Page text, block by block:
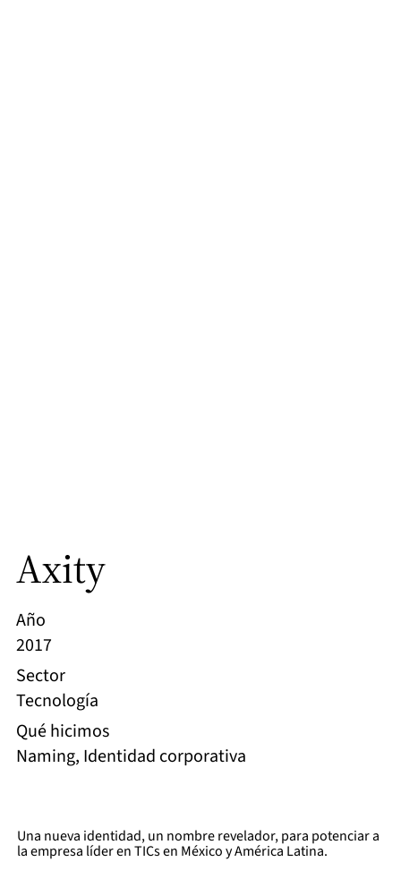
Axity
Año
2017
Sector
Tecnología
Qué hicimos
Naming, Identidad corporativa
Una nueva identidad, un nombre revelador, para potenciar a
la empresa líder en TICs en México y América Latina.